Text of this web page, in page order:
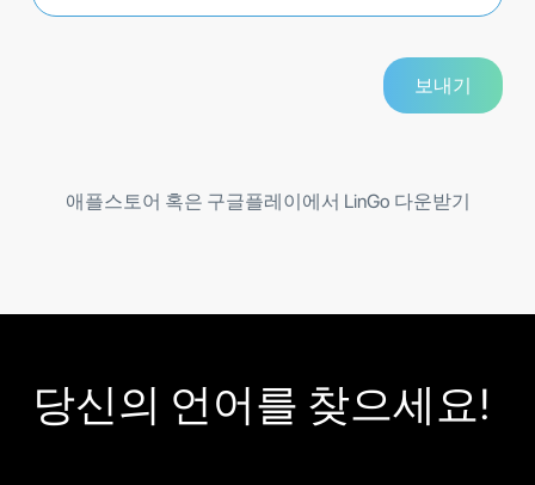
애플스토어 혹은 구글플레이에서 LinGo 다운받기
당신의 언어를 찾으세요!